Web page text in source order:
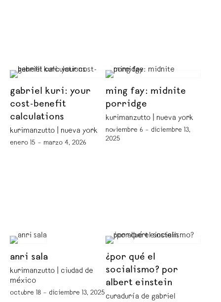
gabriel kuri: your
cost-benefit
calculations
kurimanzutto | nueva york
enero 15 – marzo 4, 2026
ming fay: midnite
porridge
kurimanzutto | nueva york
noviembre 6 – diciembre 13,
2025
anri sala
kurimanzutto | ciudad de
méxico
octubre 18 – diciembre 13, 2025
¿por qué el
socialismo? por
albert einstein
curaduría de gabriel